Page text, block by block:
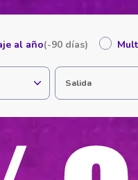
al año(-90 días)
Salida